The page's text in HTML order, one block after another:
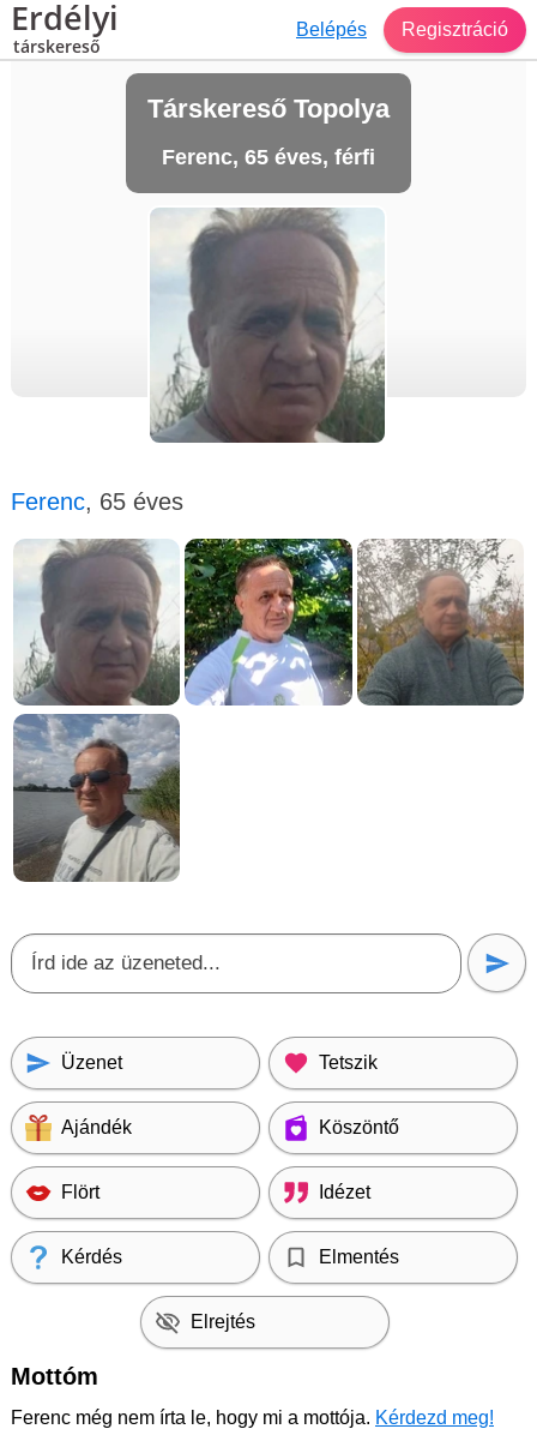
Erdélyi
társkereső
Belépés Regisztráció
Társkereső Topolya
Ferenc, 65 éves, férfi
Ferenc, 65 éves
Üzenet Tetszik
Ajándék Köszöntő
Flört Idézet
Kérdés Elmentés
Elrejtés
Mottóm
Ferenc még nem írta le, hogy mi a mottója. Kérdezd meg!